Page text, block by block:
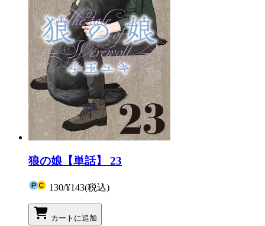
狼の娘【単話】 23
130/¥143(税込)
カートに追加